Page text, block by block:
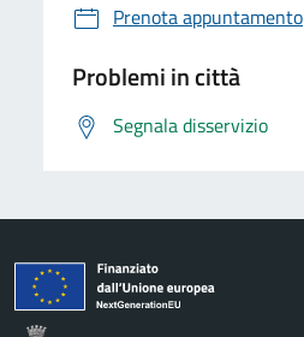
Prenota appuntamento
Problemi in città
Segnala disservizio